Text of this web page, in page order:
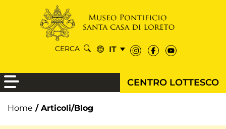
CERCA IT
CENTRO LOTTESCO
Home / Articoli/Blog